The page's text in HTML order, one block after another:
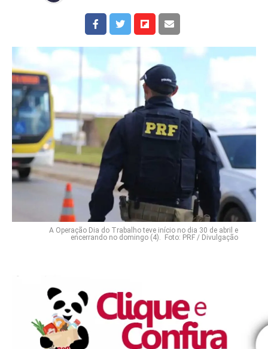
A Operação Dia do Trabalho teve início no dia 30 de abril e
encerrando no domingo (4). Foto: PRF / Divulgação